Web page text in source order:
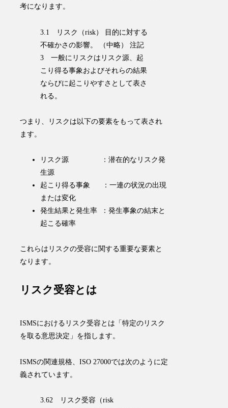
考になります。
3.1 リスク（risk） 目的に対する
不確かさの影響。 （中略） 注記
3 一般にリスクはリスク源、起
こり得る事象およびそれらの結果
ならびに起こりやすさとして表さ
れる。
つまり、リスクは以下の要素をもって表され
ます。
リスク源 ：潜在的なリスク発
生源
起こり得る事象 ：一連の状況の出現
または変化
発生結果と発生率 ：発生事象の結末と
起こる確率
これらはリスクの受容に関する重要な要素と
なります。
リスク受容とは
ISMSにおけるリスク受容とは「特定のリスク
を取る意思決定 」を指します。
ISMSの関連規格、ISO 27000では次のように定
義されています。
3.62 リスク受容（risk